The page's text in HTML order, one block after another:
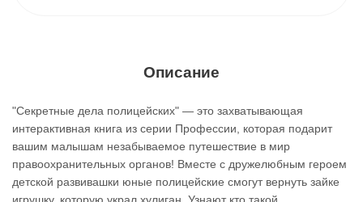
Описание
"Секретные дела полицейских" — это захватывающая
интерактивная книга из серии Профессии, которая подарит
вашим малышам незабываемое путешествие в мир
правоохранительных органов! Вместе с дружелюбным героем
детской развивашки юные полицейские смогут вернуть зайке